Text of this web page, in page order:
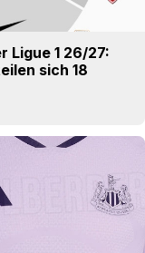
1 26/27:
sich 18